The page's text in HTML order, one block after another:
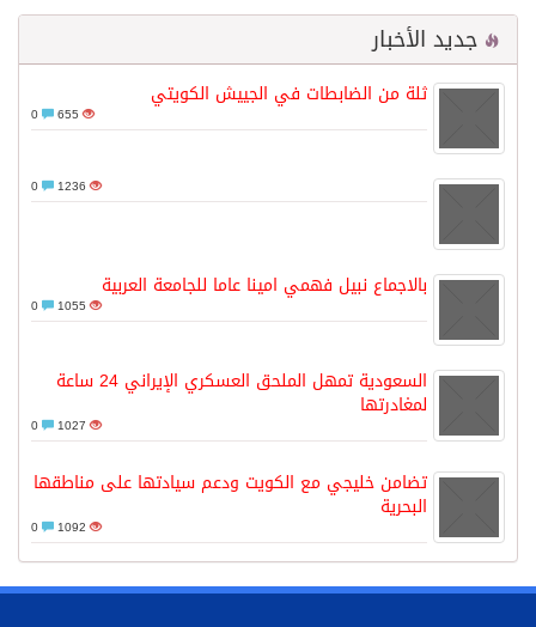
جديد الأخبار
ثلة من الضابطات في الجييش الكويتي
655
1236
بالاجماع نبيل فهمي امينا عاما للجامعة العربية
1055
السعودية تمهل الملحق العسكري الإيراني 24 ساعة
لمغادرتها
1027
تضامن خليجي مع الكويت ودعم سيادتها على مناطقها
البحرية
1092